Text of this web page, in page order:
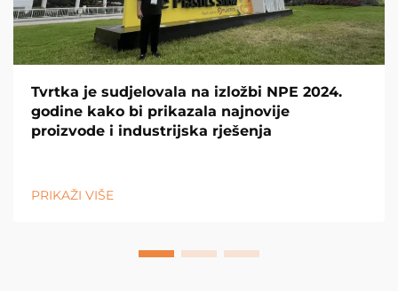
Tvrtka je sudjelovala na izložbi NPE 2024.
godine kako bi prikazala najnovije
proizvode i industrijska rješenja
PRIKAŽI VIŠE